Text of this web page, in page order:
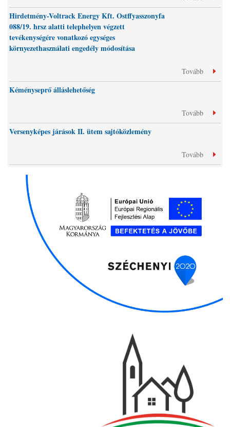
Hirdetmény-Voltrack Energy Kft. Ostffyasszonyfa
088/19. hrsz alatti telephelyen végzett
tevékenységére vonatkozó egységes
környezethasználati engedély módosítása
Tovább
Kéményseprő álláslehetőség
Tovább
Versenyképes járások II. ütem sajtóközlemény
Tovább